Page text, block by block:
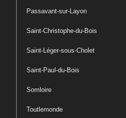
Passavant-sur-Layon
Saint-Christophe-du-Bois
Saint-Léger-sous-Cholet
Saint-Paul-du-Bois
Somloire
Toutlemonde